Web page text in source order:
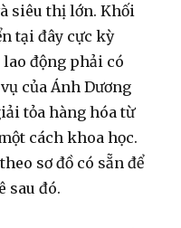
siêu thị lớn. Khối
tại đây cực kỳ
động phải có
của Ánh Dương
tỏa hàng hóa từ
cách khoa học.
sơ đồ có sẵn để
sau đó.